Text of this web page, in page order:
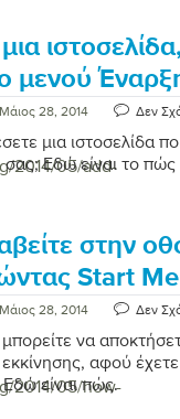
2014/05/add-
μενού
Μάιος 28, 2014 Δεν
μια ιστοσελίδα
Εδώ είναι το πώς
2014/05/how-
στην
Start
Μάιος 28, 2014 Δεν
να
αφού
είναι πώς.